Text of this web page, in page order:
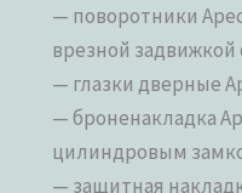
— поворотники
врезной задвижкой
— глазки дверные
— броненакладка
цилиндровым
— защитная